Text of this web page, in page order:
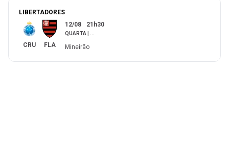
LIBERTADORES
CRU FLA
12/08 21h30
QUARTA ...
Mineirão